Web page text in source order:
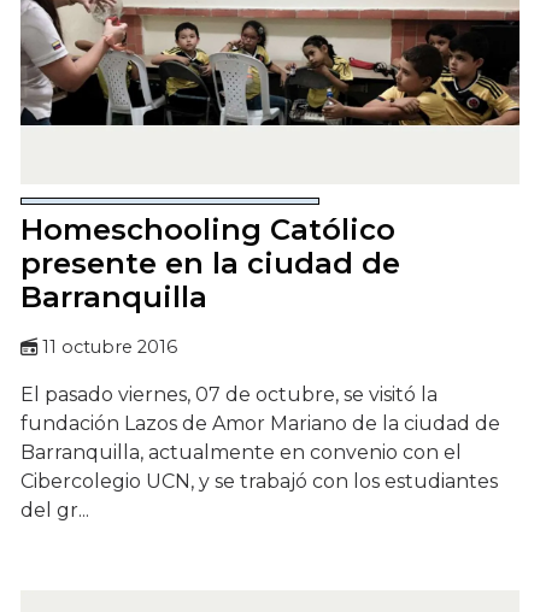
Homeschooling Católico
presente en la ciudad de
Barranquilla
11 octubre 2016
El pasado viernes, 07 de octubre, se visitó la
fundación Lazos de Amor Mariano de la ciudad de
Barranquilla, actualmente en convenio con el
Cibercolegio UCN, y se trabajó con los estudiantes
del gr...